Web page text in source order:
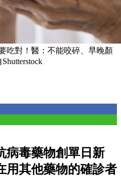
吃對！醫：不能咬碎、早晚顏
病毒藥物創單日新
用其他藥物的確診者